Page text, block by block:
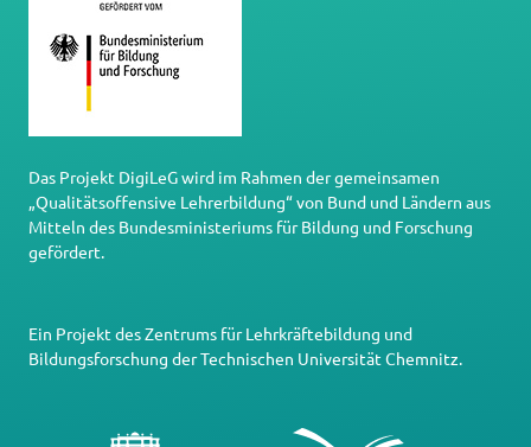
Das Projekt DigiLeG wird im Rahmen der gemeinsamen
„Qualitätsoffensive Lehrerbildung“ von Bund und Ländern aus
Mitteln des Bundesministeriums für Bildung und Forschung
gefördert.
Ein Projekt desZentrums für Lehrkräftebildung und
Bildungsforschung derTechnischen Universität Chemnitz.